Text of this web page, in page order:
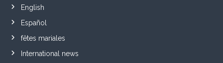
English
Español
fêtes mariales
International news